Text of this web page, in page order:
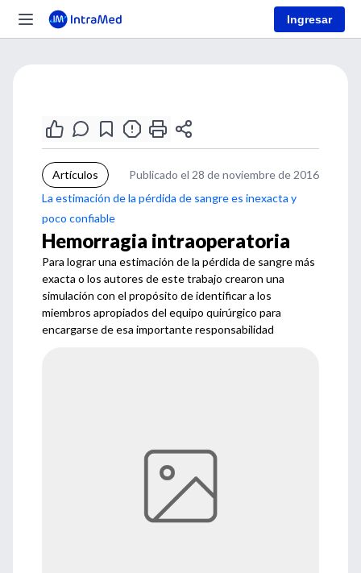
Ingresar
Artículos
Publicado el 28 de noviembre de 2016
La estimación de la pérdida de sangre es inexacta y
poco confiable
Hemorragia intraoperatoria
Para lograr una estimación de la pérdida de sangre más
exacta o los autores de este trabajo crearon una
simulación con el propósito de identificar a los
miembros apropiados del equipo quirúrgico para
encargarse de esa importante responsabilidad